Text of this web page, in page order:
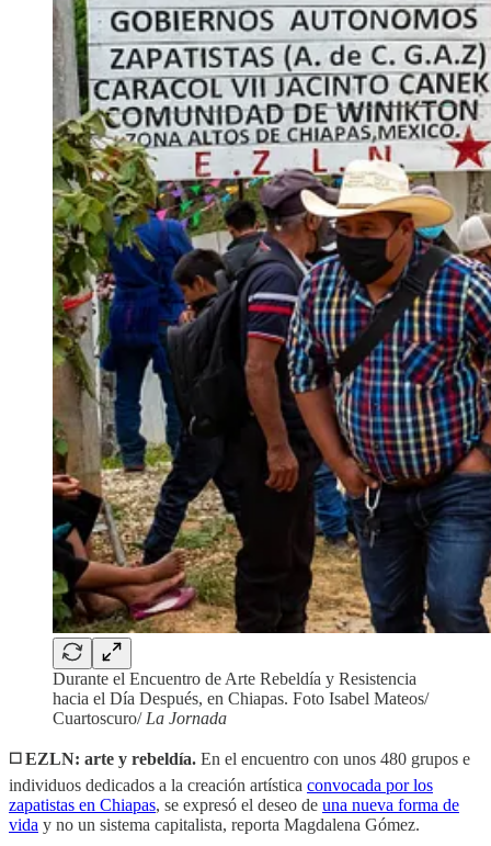
Durante el Encuentro de Arte Rebeldía y Resistencia
hacia el Día Después, en Chiapas. Foto Isabel Mateos/
Cuartoscuro/ La Jornada
◻️ EZLN: arte y rebeldía. En el encuentro con unos 480 grupos e
individuos dedicados a la creación artística convocada por los
zapatistas en Chiapas, se expresó el deseo de una nueva forma de
vida y no un sistema capitalista, reporta Magdalena Gómez.